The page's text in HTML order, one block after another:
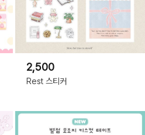
2,500
Rest 스티커